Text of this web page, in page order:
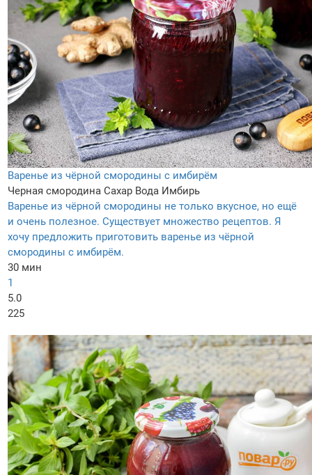
Варенье из чёрной смородины с имбирём
Черная смородина Сахар Вода Имбирь
Варенье из чёрной смородины не только вкусное, но ещё
и очень полезное. Существует множество рецептов. Я
хочу предложить приготовить варенье из чёрной
смородины с имбирём.
30 мин
1
5.0
225